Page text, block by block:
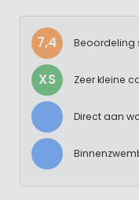
7,4 Beoordeling
XS Zeer kleine
Direct aan